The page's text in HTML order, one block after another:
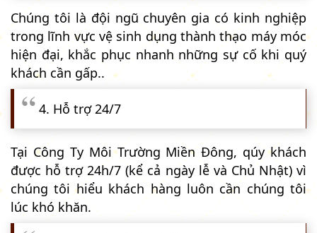
Chúng tôi là đội ngũ chuyên gia có kinh nghiệp
trong lĩnh vực vệ sinh dụng thành thạo máy móc
hiện đại, khắc phục nhanh những sự cố khi quý
khách cần gấp..
4. Hỗ trợ 24/7
Tại Công Ty Môi Trường Miền Đông, qúy khách
được hỗ trợ 24h/7 (kể cả ngày lễ và Chủ Nhật) vì
chúng tôi hiểu khách hàng luôn cần chúng tôi
lúc khó khăn.